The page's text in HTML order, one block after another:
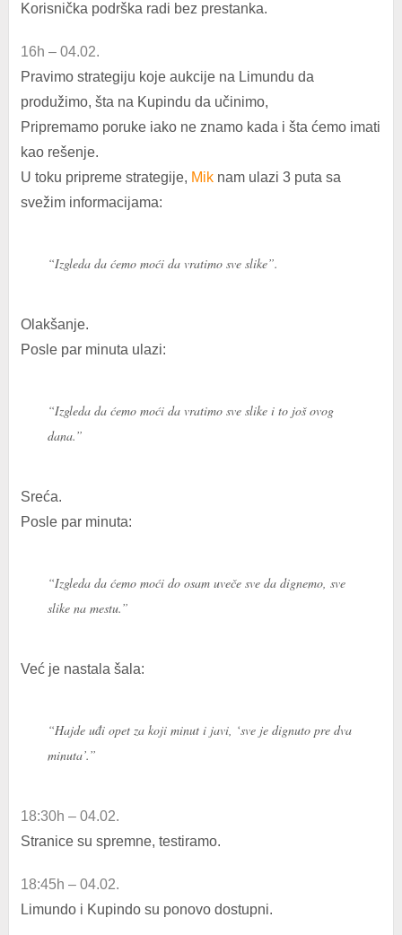
Korisnička podrška radi bez prestanka.
16h – 04.02.
Pravimo strategiju koje aukcije na Limundu da
produžimo, šta na Kupindu da učinimo,
Pripremamo poruke iako ne znamo kada i šta ćemo imati
kao rešenje.
U toku pripreme strategije, Miknam ulazi 3 puta sa
svežim informacijama:
“Izgleda da ćemo moći da vratimo sve slike”.
Olakšanje.
Posle par minuta ulazi:
“Izgleda da ćemo moći da vratimo sve slike i to još ovog
dana.”
Sreća.
Posle par minuta:
“Izgleda da ćemo moći do osam uveče sve da dignemo, sve
slike na mestu.”
Već je nastala šala:
“Hajde uđi opet za koji minut i javi, ‘sve je dignuto pre dva
minuta’.”
18:30h – 04.02.
Stranice su spremne, testiramo.
18:45h – 04.02.
Limundo i Kupindo su ponovo dostupni.